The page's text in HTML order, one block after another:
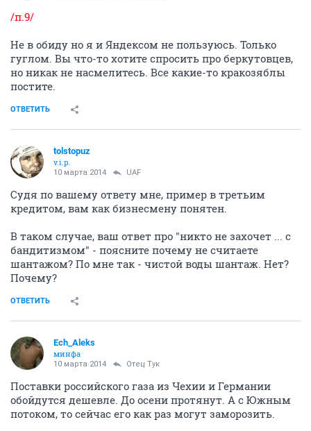
/п.9/
Не в обиду но я и Яндексом не пользуюсь. Только
гуглом. Вы что-то хотите спросить про беркутовцев,
но никак не насмелитесь. Все какие-то кракозяблы
постите.
ОТВЕТИТЬ
tolstopuz
v.i.p.
10 марта 2014 UAF
Судя по вашему ответу мне, пример в третьим
кредитом, вам как бизнесмену понятен.
В таком случае, ваш ответ про "никто не захочет ... с
бандитизмом" - поясните почему не считаете
шантажом? По мне так - чистой воды шантаж. Нет?
Почему?
ОТВЕТИТЬ
Ech_Aleks
минфа
10 марта 2014 Отец Тук
Поставки российского газа из Чехии и Германии
обойдутся дешевле. До осени протянут. А с Южным
потоком, то сейчас его как раз могут заморозить.